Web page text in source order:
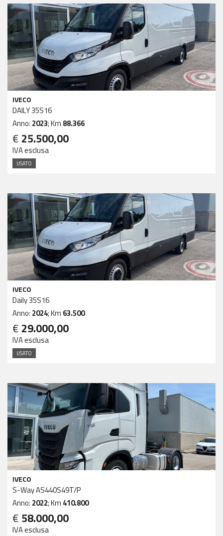
IVECO
DAILY 35S16
Anno: 2023; Km 88.366
€ 25.500,00
IVA esclusa
USATO
IVECO
Daily 35S16
Anno: 2024; Km 63.500
€ 29.000,00
IVA esclusa
USATO
IVECO
S-Way AS440S49T/P
Anno: 2022; Km 410.800
€ 58.000,00
IVA esclusa